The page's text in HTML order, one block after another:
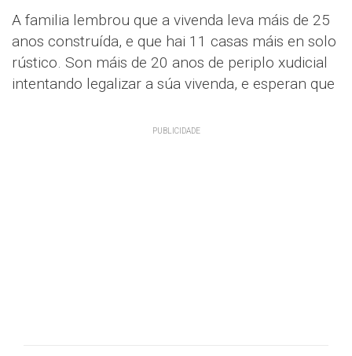
A familia lembrou que a vivenda leva máis de 25
anos construída, e que hai 11 casas máis en solo
rústico. Son máis de 20 anos de periplo xudicial
intentando legalizar a súa vivenda, e esperan que